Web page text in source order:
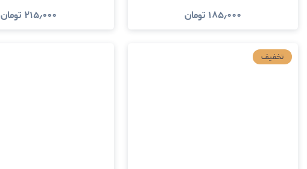
۱۸۵٫۰۰۰ تومان
۲۱۵٫۰۰۰ تومان
تخفیف